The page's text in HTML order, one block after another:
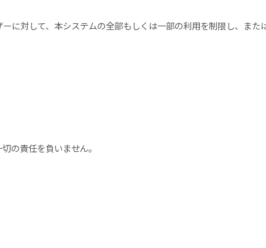
に対して、本システムの全部もしくは一部の利用を制限し、また
の責任を負いません。